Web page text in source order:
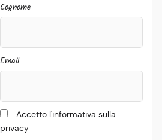
Cognome
Email
Accetto l'informativa sulla
privacy